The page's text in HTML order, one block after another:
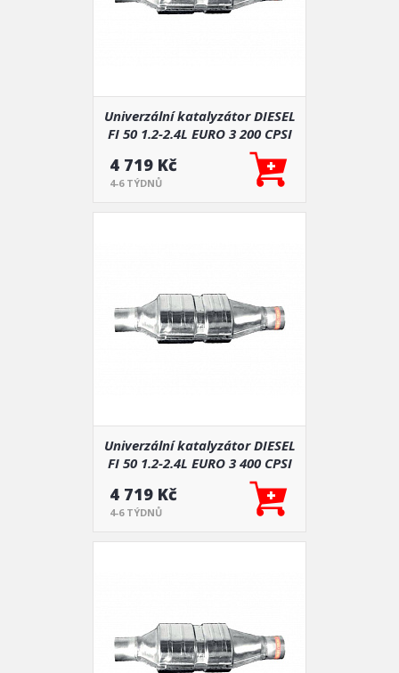
Univerzální katalyzátor DIESEL
FI 50 1.2-2.4L EURO 3 200 CPSI
4 719 Kč
4-6 TÝDNŮ
Univerzální katalyzátor DIESEL
FI 50 1.2-2.4L EURO 3 400 CPSI
4 719 Kč
4-6 TÝDNŮ